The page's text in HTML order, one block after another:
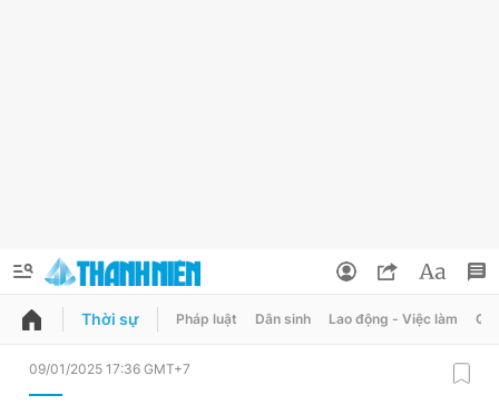
QUẢNG CÁO
Thời sự Pháp luật Dân sinh Lao động - Việc làm
09/01/2025 17:36 GMT+7